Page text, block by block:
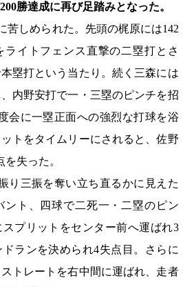
勝達成に再び足踏みとなった。
苦しめられた。先頭の梶原には142
ライトフェンス直撃の二塁打とさ
塁打という当たり。続く三森には
内野安打で一・三塁のピンチを招
会に一塁正面への強烈な打球を浴
トをタイムリーにされると、佐野
失った。
り三振を奪い立ち直るかに見えた
ント、四球で二死一・二塁のピン
プリットをセンター前へ運ばれ3
ランを決められ4失点目。さらに
トレートを右中間に運ばれ、走者